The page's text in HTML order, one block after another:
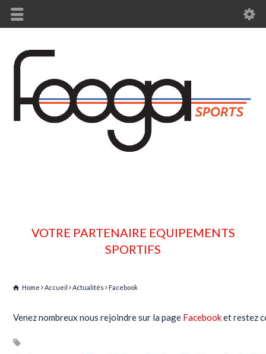
VOTRE PARTENAIRE EQUIPEMENTS
SPORTIFS
Home Accueil Actualités Facebook
Venez nombreux nous rejoindre sur la page Facebooket restez